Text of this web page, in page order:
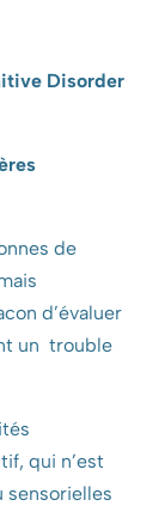
Disorder
de
d’évaluer
un trouble
qui n’est
sensorielles